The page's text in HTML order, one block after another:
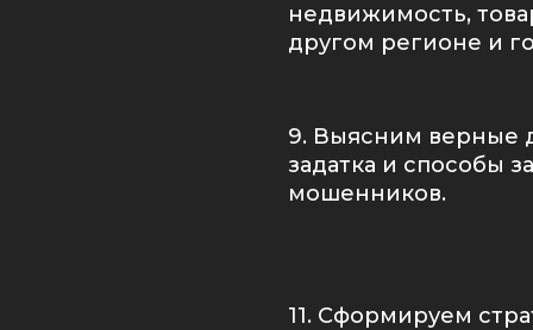
недвижимость,
другом регионе и
9. Выясним верные
задатка и способы
мошенников.
11. Сформируем